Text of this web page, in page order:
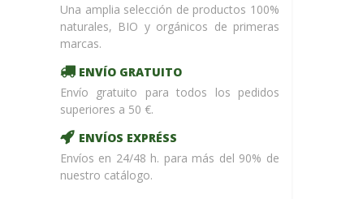
Una amplia selección de productos 100%
naturales, BIO y orgánicos de primeras
marcas.
ENVÍO GRATUITO
Envío gratuito para todos los pedidos
superiores a 50 €.
ENVÍOS EXPRÉSS
Envíos en 24/48 h. para más del 90% de
nuestro catálogo.